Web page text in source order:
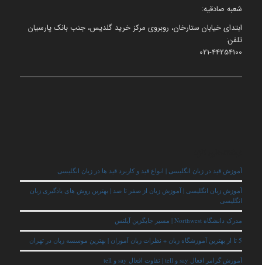
شعبه صادقیه:
ابتدای خیابان ستارخان، روبروی مرکز خرید گلدیس، جنب بانک پارسیان
تلفن:
021-44254100
آموزش قید در زبان انگلیسی | انواع قید و کاربرد قید ها در زبان انگلیسی
آموزش زبان انگلیسی | آموزش زبان از صفر تا صد | بهترین روش های یادگیری زبان
انگلیسی
مدرک دانشگاه Northwest | مسیر جایگزین آیلتس
5 تا از بهترین آموزشگاه زبان + نظرات زبان آموزان | بهترین موسسه زبان در تهران
آموزش گرامر افعال say و tell | تفاوت افعال say و tell